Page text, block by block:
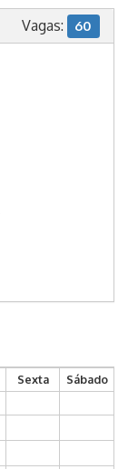
Vagas: 60
Sexta
Sábado